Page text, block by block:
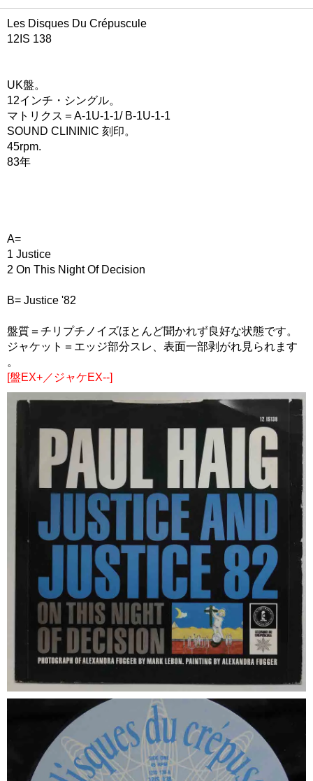
Les Disques Du Crépuscule
12IS 138
UK盤。
12インチ・シングル。
マトリクス＝A-1U-1-1/ B-1U-1-1
SOUND CLININIC 刻印。
45rpm.
83年
A=
1 Justice
2 On This Night Of Decision
B= Justice '82
盤質＝チリプチノイズほとんど聞かれず良好な状態です。
ジャケット＝エッジ部分スレ、表面一部剥がれ見られます
。
[盤EX+／ジャケEX--]